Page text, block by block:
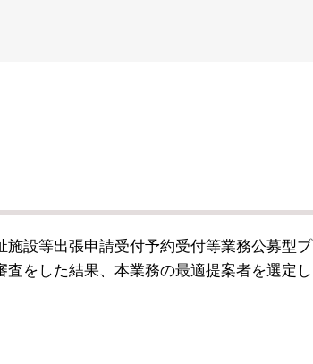
設等出張申請受付予約受付等業務公募型
をした結果、本業務の最適提案者を選定